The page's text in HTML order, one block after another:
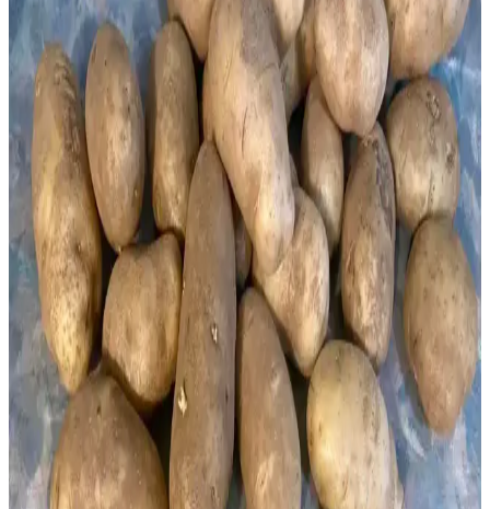
Toplu Yemek Bileşenleri Hazırlama Yöntemi: Zaman
ve Enerji Tasarrufu Sağlayan Pratik Çözüm
Toplu yemek bileşenleri hazırlama yöntemi, zor ve uzun süren
yemek parçalarını önceden hazırlayıp dondurarak zaman ve enerji
tasarrufu sağlar. Bu yöntem, yemek çeşitliliğini artırırken, yoğun
yaşam temposuna uygun pratik çözümler sunar.
Bacon Paketinin Bir Kısmını Çözdürme ve Saklama
Yöntemleri Hakkında Detaylı Rehber
Bacon paketinin sadece bir kısmını çözdürme ve saklama
yöntemleri, porsiyonlama, donmuş paketi kesme ve pişirip
dondurma gibi pratik çözümlerle kaliteyi koruyarak israfı önlemeye
odaklanır.
Makinesiz 3 Malzemeli Dondurma Tarifleri:
Mascarpone, Muz ve Yoğunlaştırılmış Sütle Pratik
Hazırlık
Makinesiz ve sadece üç malzemeyle evde doğal dondurma yapmak
mümkün. Mascarpone, muz ve yoğunlaştırılmış sütle kremamsı
dondurma tarifleri, sağlıklı ve pratik lezzetler sunar.